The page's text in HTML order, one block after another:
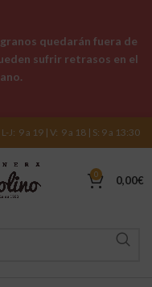
L-J: 9 a 19 | V: 9 a 18 | S: 9 a 13:30
0 0,00€
quedarán fuera de
sufrir retrasos en el